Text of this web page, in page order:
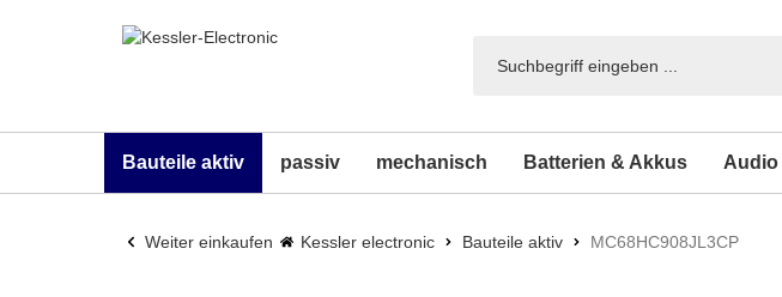
Bauteile aktiv passiv mechanisch Batterien & Akkus Audio
Weiter einkaufen Kessler electronic Bauteile aktiv MC68HC908JL3CP